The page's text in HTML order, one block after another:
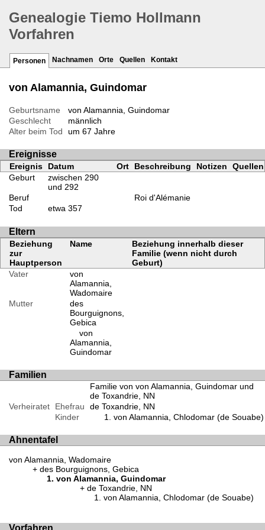
Genealogie Tiemo Hollmann
Vorfahren
Personen Nachnamen Orte Quellen Kontakt
von Alamannia, Guindomar
Geburtsname
von Alamannia, Guindomar
Geschlecht
männlich
Alter beim Tod
um 67 Jahre
Ereignisse
Ereignis Datum Ort Beschreibung Notizen
Quellen
Geburt
zwischen 290
und 292
Beruf
Roi d'Alémanie
Tod
etwa 357
Eltern
Beziehung
zur
Hauptperson
Name
Beziehung innerhalb dieser
Familie (wenn nicht durch
Geburt)
Vater
von
Alamannia,
Wadomaire
Mutter
des
Bourguignons,
Gebica
von
Alamannia,
Guindomar
Familien
Familie von von Alamannia, Guindomar und
de Toxandrie, NN
Verheiratet
Ehefrau
de Toxandrie, NN
Kinder
von Alamannia, Chlodomar (de Souabe)
Ahnentafel
von Alamannia, Wadomaire
des Bourguignons, Gebica
von Alamannia, Guindomar
de Toxandrie, NN
von Alamannia, Chlodomar (de Souabe)